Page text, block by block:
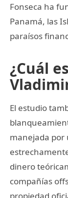
Fonseca ha
Panamá, las
paraísos
¿Cuál
El estudio
manejada por
dinero
compañías
propiedad